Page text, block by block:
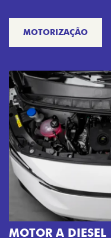
MOTORIZAÇÃO
MOTOR A DIESEL